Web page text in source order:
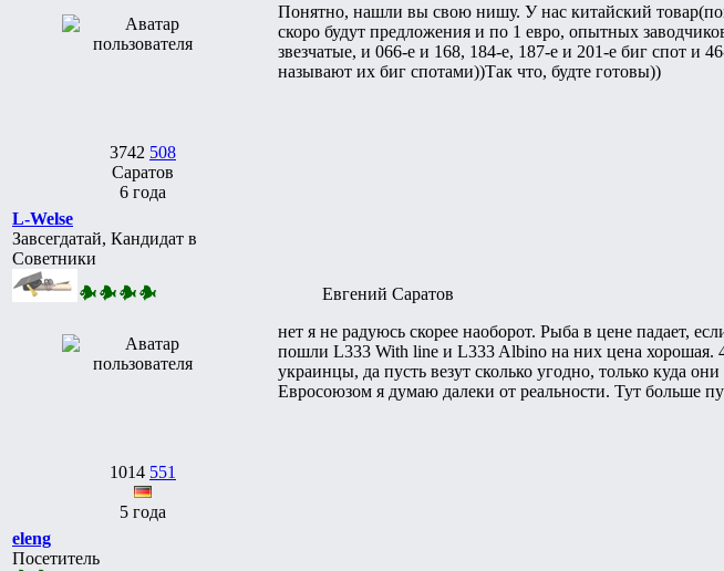
3742 508
Саратов
6 года
Понятно, нашли вы свою нишу. У нас китайский
скоро будут предложения и по 1 евро, опытных
звезчатые, и 066-е и 168, 184-е, 187-е и 201-е биг спот и
называют их биг спотами))Так что, будте готовы))
L-Welse
Завсегдатай, Кандидат в
Советники
1014 551
5 года
Евгений Саратов
нет я не радуюсь скорее наоборот. Рыба в цене падает,
пошли L333 With line и L333 Albino на них цена хорошая.
украинцы, да пусть везут сколько угодно, только куда
Евросоюзом я думаю далеки от реальности. Тут больше
eleng
Посетитель